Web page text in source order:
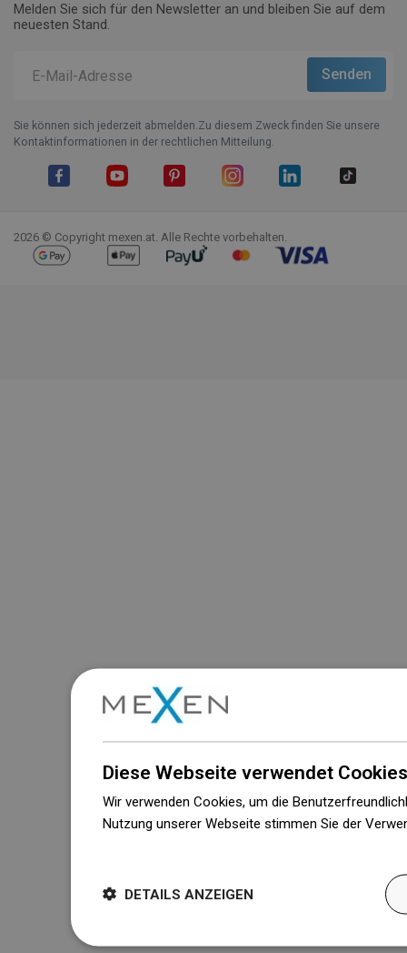
Melden Sie sich für den Newsletter an und bleiben Sie auf dem
neuesten Stand.
Sie können sich jederzeit abmelden.Zu diesem Zweck finden Sie unsere
Kontaktinformationen in der rechtlichen Mitteilung.
2026 © Copyright mexen.at. Alle Rechte vorbehalten.
Diese Webseite verwendet
Wir verwenden Cookies, um die
Nutzung unserer Webseite stimmen Sie der
DETAILS ANZEIGEN